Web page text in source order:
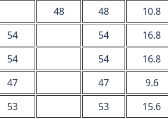
48 48 10.8
54 54 16.8
54 54 16.8
47 47 9.6
53 53 15.6